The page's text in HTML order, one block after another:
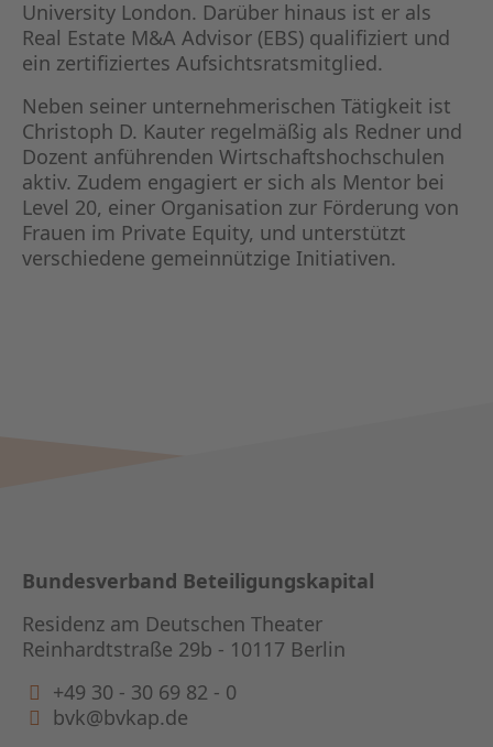
University London. Darüber hinaus ist er als
Real Estate M&A Advisor (EBS) qualifiziert und
ein zertifiziertes Aufsichtsratsmitglied.
Neben seiner unternehmerischen Tätigkeit ist
Christoph D. Kauter regelmäßig als Redner und
Dozent anführenden Wirtschaftshochschulen
aktiv. Zudem engagiert er sich als Mentor bei
Level 20, einer Organisation zur Förderung von
Frauen im Private Equity, und unterstützt
verschiedene gemeinnützige Initiativen.
Bundesverband Beteiligungskapital
Residenz am Deutschen Theater
Reinhardtstraße 29b - 10117 Berlin
+49 30 - 30 69 82 - 0
bvk@bvkap.de